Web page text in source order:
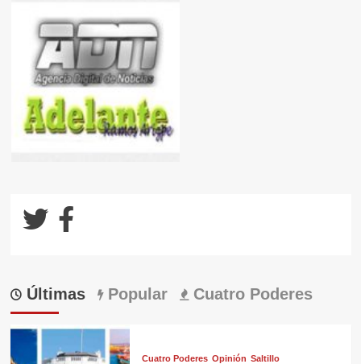
Últimas Popular Cuatro Poderes
Cuatro Poderes Opinión Saltillo